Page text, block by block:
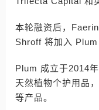
本轮融资后，
Shroff 将加入 Plum
Plum 成立于2014
天然植物个护用品
等产品。